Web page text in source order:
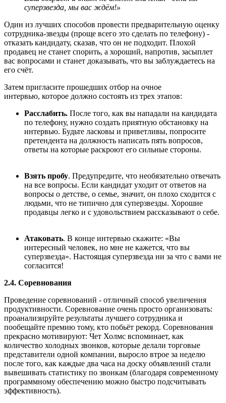
суперзвезда, мы вас ждём!»
Один из лучших способов провести предварительную оценку
сотрудника-звезды (проще всего это сделать по телефону) -
отказать кандидату, сказав, что он не подходит. Плохой
продавец не станет спорить, а хороший, напротив, засыплет
вас вопросами и станет доказывать, что вы заблуждаетесь на
его счёт.
Затем пригласите прошедших отбор на очное
интервью, которое должно состоять из трех этапов:
Расслабить. После того, как вы нападали на кандидата
по телефону, нужно создать приятную обстановку на
интервью. Будьте ласковы и приветливы, попросите
претендента на должность написать пять вопросов,
ответы на которые раскроют его сильные стороны.
Взять пробу. Предупредите, что необязательно отвечать
на все вопросы. Если кандидат уходит от ответов на
вопросы о детстве, о семье, значит, он плохо сходится с
людьми, что не типично для суперзвезды. Хорошие
продавцы легко и с удовольствием рассказывают о себе.
Атаковать. В конце интервью скажите: «Вы
интересный человек, но мне не кажется, что вы
суперзвезда». Настоящая суперзвезда ни за что с вами не
согласится!
2.4. Соревнования
Проведение соревнований - отличный способ увеличения
продуктивности. Соревнование очень просто организовать:
проанализируйте результаты лучшего сотрудника и
пообещайте премию тому, кто побьёт рекорд. Соревнования
прекрасно мотивируют: Чет Холмс вспоминает, как
количество холодных звонков, которые делали торговые
представители одной компании, выросло втрое за неделю
после того, как каждые два часа на доску объявлений стали
вывешивать статистику по звонкам (благодаря современному
программному обеспечению можно быстро подсчитывать
эффективность).